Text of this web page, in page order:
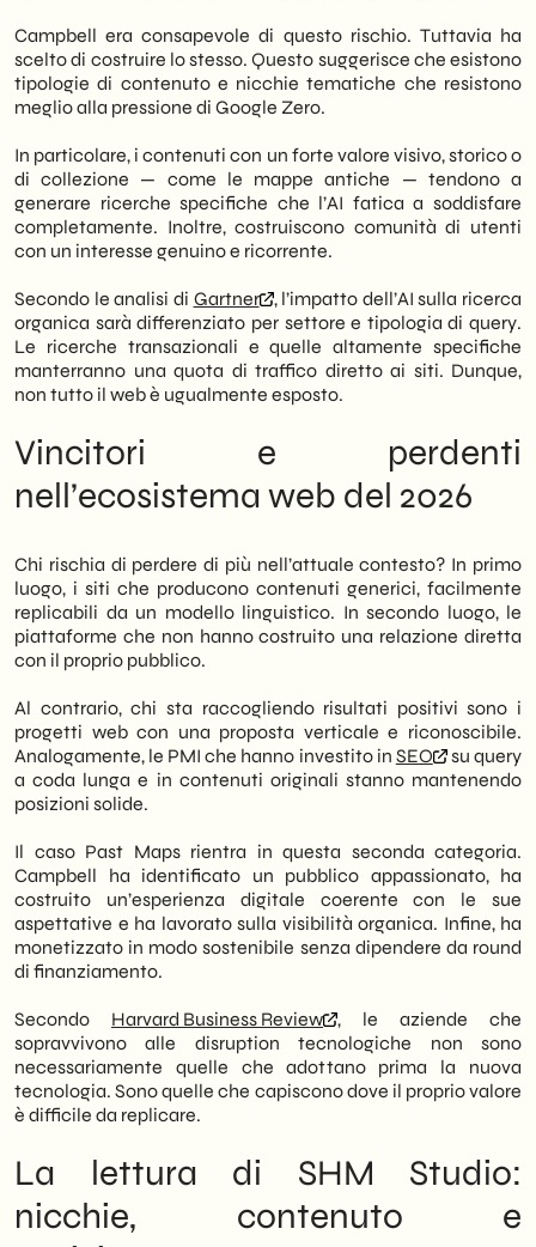
Campbell era consapevole di questo rischio. Tuttavia ha
scelto di costruire lo stesso. Questo suggerisce che esistono
tipologie di contenuto e nicchie tematiche che resistono
meglio alla pressione di Google Zero.
In particolare, i contenuti con un forte valore visivo, storico o
di collezione — come le mappe antiche — tendono a
generare ricerche specifiche che l’AI fatica a soddisfare
completamente. Inoltre, costruiscono comunità di utenti
con un interesse genuino e ricorrente.
Secondo le analisi di Gartner
, l’impatto dell’AI sulla ricerca
organica sarà differenziato per settore e tipologia di query.
Le ricerche transazionali e quelle altamente specifiche
manterranno una quota di traffico diretto ai siti. Dunque,
non tutto il web è ugualmente esposto.
Vincitori e perdenti
nell’ecosistema web del 2026
Chi rischia di perdere di più nell’attuale contesto? In primo
luogo, i siti che producono contenuti generici, facilmente
replicabili da un modello linguistico. In secondo luogo, le
piattaforme che non hanno costruito una relazione diretta
con il proprio pubblico.
Al contrario, chi sta raccogliendo risultati positivi sono i
progetti web con una proposta verticale e riconoscibile.
Analogamente, le PMI che hanno investito in SEO
su query
a coda lunga e in contenuti originali stanno mantenendo
posizioni solide.
Il caso Past Maps rientra in questa seconda categoria.
Campbell ha identificato un pubblico appassionato, ha
costruito un’esperienza digitale coerente con le sue
aspettative e ha lavorato sulla visibilità organica. Infine, ha
monetizzato in modo sostenibile senza dipendere da round
di finanziamento.
Secondo Harvard Business Review
, le aziende che
sopravvivono alle disruption tecnologiche non sono
necessariamente quelle che adottano prima la nuova
tecnologia. Sono quelle che capiscono dove il proprio valore
è difficile da replicare.
La lettura di SHM Studio:
nicchie, contenuto e